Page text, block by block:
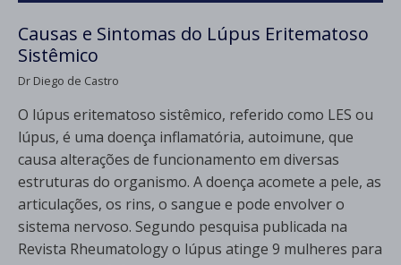
Causas e Sintomas do Lúpus Eritematoso
Sistêmico
Dr Diego de Castro
O lúpus eritematoso sistêmico, referido como LES ou
lúpus, é uma doença inflamatória, autoimune, que
causa alterações de funcionamento em diversas
estruturas do organismo. A doença acomete a pele, as
articulações, os rins, o sangue e pode envolver o
sistema nervoso. Segundo pesquisa publicada na
Revista Rheumatology o lúpus atinge 9 mulheres para